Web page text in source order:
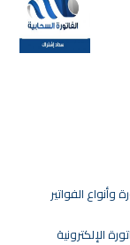
وأنواع الفواتير